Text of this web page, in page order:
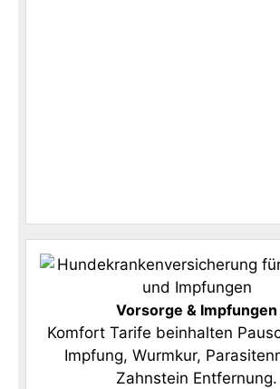
Vorsorge & Impfungen
Komfort Tarife beinhalten
Impfung, Wurmkur,
Zahnstein Entfernung.